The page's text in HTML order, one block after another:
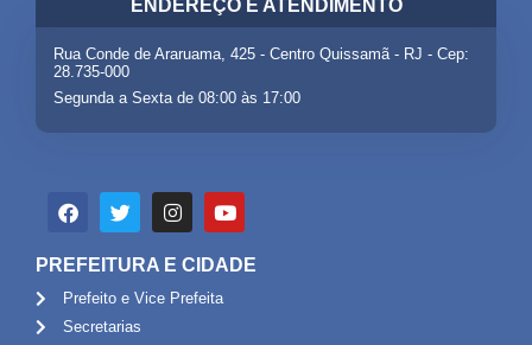
ENDEREÇO E ATENDIMENTO
Rua Conde de Araruama, 425 - Centro Quissamã - RJ - Cep:
28.735-000
Segunda a Sexta de 08:00 às 17:00
PREFEITURA E CIDADE
Prefeito e Vice Prefeita
Secretarias